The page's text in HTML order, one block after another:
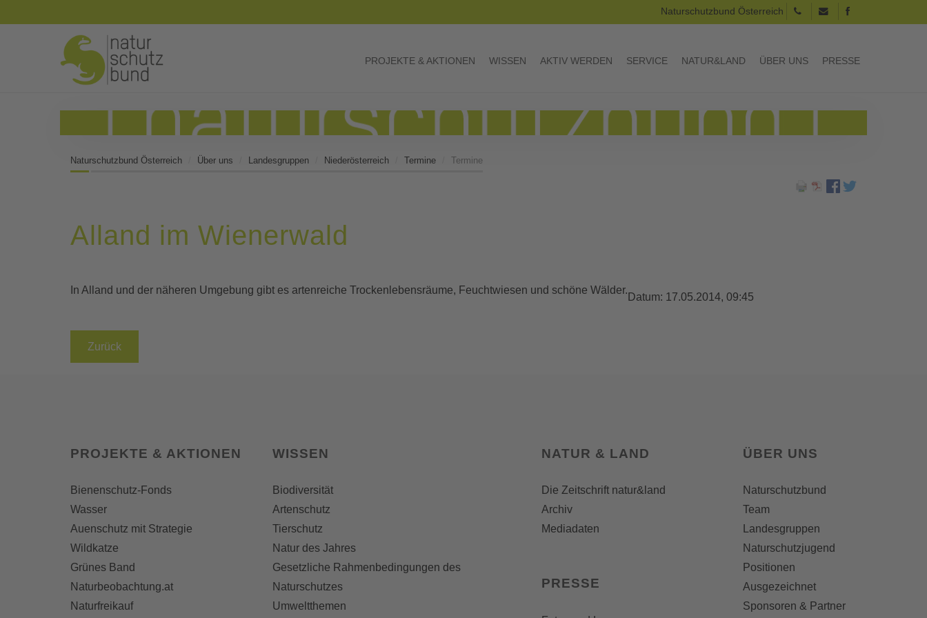
Naturschutzbund Österreich
PROJEKTE & AKTIONEN WISSEN AKTIV WERDEN SERVICE NATUR&LAND ÜBER UNS PRESSE
Naturschutzbund Österreich Über uns Landesgruppen Niederösterreich Termine Termine
Alland im Wienerwald
In Alland und der näheren Umgebung gibt es artenreiche Trockenlebensräume, Feuchtwiesen und schöne Wälder.
Datum: 17.05.2014, 09:45
Zurück
PROJEKTE & AKTIONEN
Bienenschutz-Fonds
Wasser
Auenschutz mit Strategie
Wildkatze
Grünes Band
Naturbeobachtung.at
Naturfreikauf
WISSEN
Biodiversität
Artenschutz
Tierschutz
Natur des Jahres
Gesetzliche Rahmenbedingungen des
Naturschutzes
Umweltthemen
NATUR & LAND
Die Zeitschrift natur&land
Archiv
Mediadaten
PRESSE
ÜBER UNS
Naturschutzbund
Team
Landesgruppen
Naturschutzjugend
Positionen
Ausgezeichnet
Sponsoren & Partner